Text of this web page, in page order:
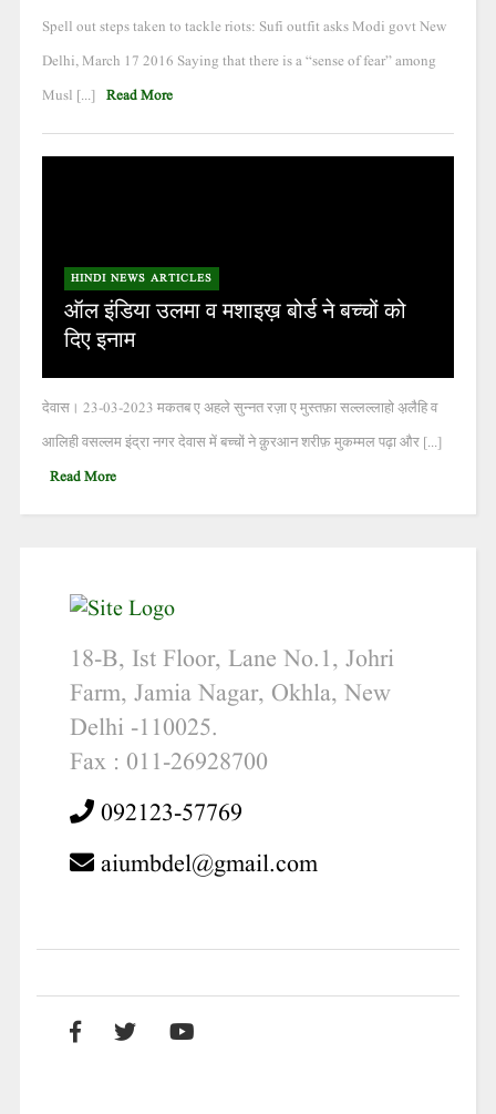
Spell out steps taken to tackle riots: Sufi outfit asks Modi govt New
Delhi, March 17 2016 Saying that there is a “sense of fear” among
Musl [...] Read More
HINDI NEWS ARTICLES
ऑल इंडिया उलमा व मशाइख़ बोर्ड ने बच्चों को
दिए इनाम
देवास। 23-03-2023 मकतब ए अहले सुन्नत रज़ा ए मुस्तफ़ा सल्लल्लाहो अ़लैहि व
आलिही वसल्लम इंद्रा नगर देवास में बच्चों ने क़ुरआन शरीफ़ मुकम्मल पढ़ा और [...]
Read More
18-B, Ist Floor, Lane No.1, Johri
Farm, Jamia Nagar, Okhla, New
Delhi -110025.
Fax : 011-26928700
092123-57769
aiumbdel@gmail.com